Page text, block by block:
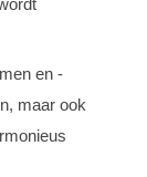
en -
maar ook